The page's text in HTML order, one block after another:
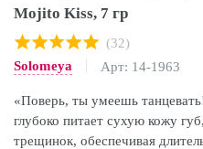
Mojito Kiss, 7 гр
(32)
Solomeya
Арт: 14-1963
«Поверь, ты умеешь
глубоко питает сухую кожу
трещинок, обеспечивая